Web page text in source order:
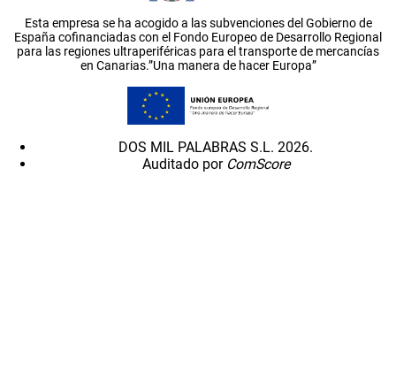
Esta empresa se ha acogido a las subvenciones del Gobierno de
España cofinanciadas con el Fondo Europeo de Desarrollo Regional
para las regiones ultraperiféricas para el transporte de mercancías
en Canarias.”Una manera de hacer Europa”
DOS MIL PALABRAS S.L. 2026.
Auditado por ComScore